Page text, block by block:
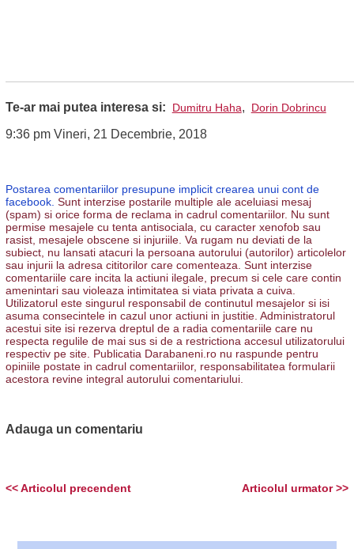
Te-ar mai putea interesa si: Dumitru Haha, Dorin Dobrincu
9:36 pm Vineri, 21 Decembrie, 2018
Postarea comentariilor presupune implicit crearea unui cont de
facebook. Sunt interzise postarile multiple ale aceluiasi mesaj
(spam) si orice forma de reclama in cadrul comentariilor. Nu sunt
permise mesajele cu tenta antisociala, cu caracter xenofob sau
rasist, mesajele obscene si injuriile. Va rugam nu deviati de la
subiect, nu lansati atacuri la persoana autorului (autorilor) articolelor
sau injurii la adresa cititorilor care comenteaza. Sunt interzise
comentariile care incita la actiuni ilegale, precum si cele care contin
amenintari sau violeaza intimitatea si viata privata a cuiva.
Utilizatorul este singurul responsabil de continutul mesajelor si isi
asuma consecintele in cazul unor actiuni in justitie. Administratorul
acestui site isi rezerva dreptul de a radia comentariile care nu
respecta regulile de mai sus si de a restrictiona accesul utilizatorului
respectiv pe site. Publicatia Darabaneni.ro nu raspunde pentru
opiniile postate in cadrul comentariilor, responsabilitatea formularii
acestora revine integral autorului comentariului.
Adauga un comentariu
Articolul urmator >>
<< Articolul precendent